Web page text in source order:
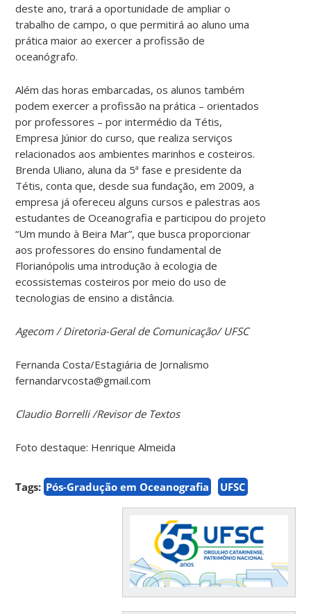
deste ano, trará a oportunidade de ampliar o
trabalho de campo, o que permitirá ao aluno uma
prática maior ao exercer a profissão de
oceanógrafo.
Além das horas embarcadas, os alunos também
podem exercer a profissão na prática – orientados
por professores – por intermédio da Tétis,
Empresa Júnior do curso, que realiza serviços
relacionados aos ambientes marinhos e costeiros.
Brenda Uliano, aluna da 5ª fase e presidente da
Tétis, conta que, desde sua fundação, em 2009, a
empresa já ofereceu alguns cursos e palestras aos
estudantes de Oceanografia e participou do projeto
“Um mundo à Beira Mar”, que busca proporcionar
aos professores do ensino fundamental de
Florianópolis uma introdução à ecologia de
ecossistemas costeiros por meio do uso de
tecnologias de ensino a distância.
Agecom / Diretoria-Geral de Comunicação/ UFSC
Fernanda Costa/Estagiária de Jornalismo
fernandarvcosta@gmail.com
Claudio Borrelli /Revisor de Textos
Foto destaque: Henrique Almeida
Tags: Pós-Gradução em Oceanografia UFSC